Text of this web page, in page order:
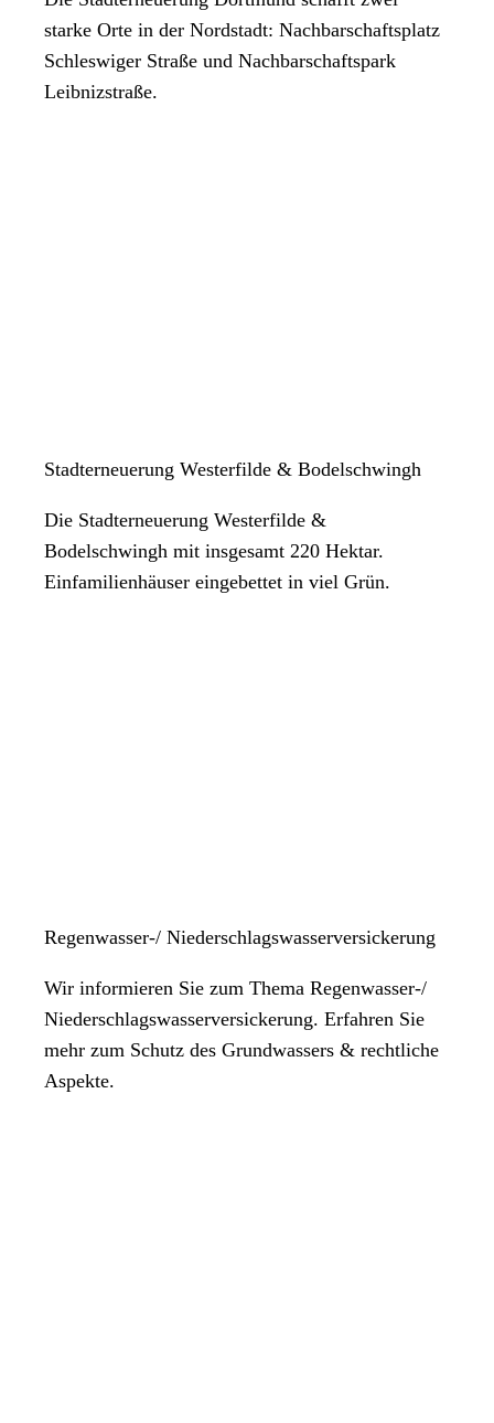
starke Orte in der Nordstadt: Nachbarschaftsplatz
Schleswiger Straße und Nachbarschaftspark
Leibnizstraße.
Stadterneuerung Westerfilde & Bodelschwingh
Die Stadterneuerung Westerfilde &
Bodelschwingh mit insgesamt 220 Hektar.
Einfamilienhäuser eingebettet in viel Grün.
Regenwasser-/ Niederschlagswasserversickerung
Wir informieren Sie zum Thema Regenwasser-/
Niederschlagswasserversickerung. Erfahren Sie
mehr zum Schutz des Grundwassers & rechtliche
Aspekte.